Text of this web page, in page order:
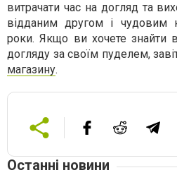
витрачати час на догляд та
відданим другом і чудовим
роки. Якщо ви хочете знайти
догляду за своїм пуделем,
магазину.
Останні новини